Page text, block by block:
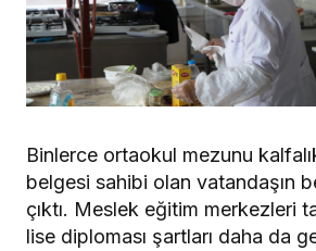
Binlerce ortaokul mezunu
belgesi sahibi olan vatandaşın
çıktı. Meslek eğitim merkezleri
lise diploması şartları daha da